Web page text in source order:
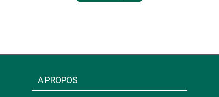
A PROPOS